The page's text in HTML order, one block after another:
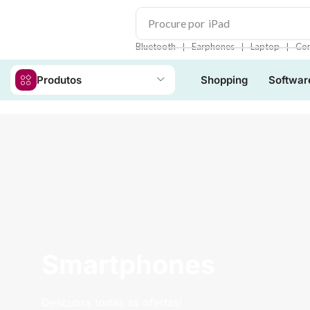
Procure por iPad
Bluetooth ❘ Earphones ❘ Laptop ❘
Produtos Shopping